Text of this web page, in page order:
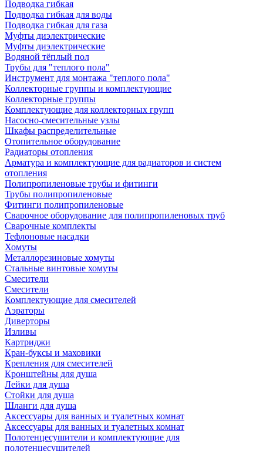
Подводка гибкая
Подводка гибкая для воды
Подводка гибкая для газа
Муфты диэлектрические
Муфты диэлектрические
Водяной тёплый пол
Трубы для "теплого пола"
Инструмент для монтажа "теплого пола"
Коллекторные группы и комплектующие
Коллекторные группы
Комплектующие для коллекторных групп
Насосно-смесительные узлы
Шкафы распределительные
Отопительное оборудование
Радиаторы отопления
Арматура и комплектующие для радиаторов и систем
отопления
Полипропиленовые трубы и фитинги
Трубы полипропиленовые
Фитинги полипропиленовые
Сварочное оборудование для полипропиленовых труб
Сварочные комплекты
Тефлоновые насадки
Хомуты
Металлорезиновые хомуты
Стальные винтовые хомуты
Смесители
Смесители
Комплектующие для смесителей
Аэраторы
Диверторы
Изливы
Картриджи
Кран-буксы и маховики
Крепления для смесителей
Кронштейны для душа
Лейки для душа
Стойки для душа
Шланги для душа
Аксессуары для ванных и туалетных комнат
Аксессуары для ванных и туалетных комнат
Полотенцесушители и комплектующие для
полотенцесушителей